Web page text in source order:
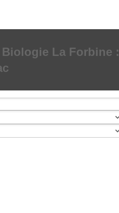
Biologie La Forbine :